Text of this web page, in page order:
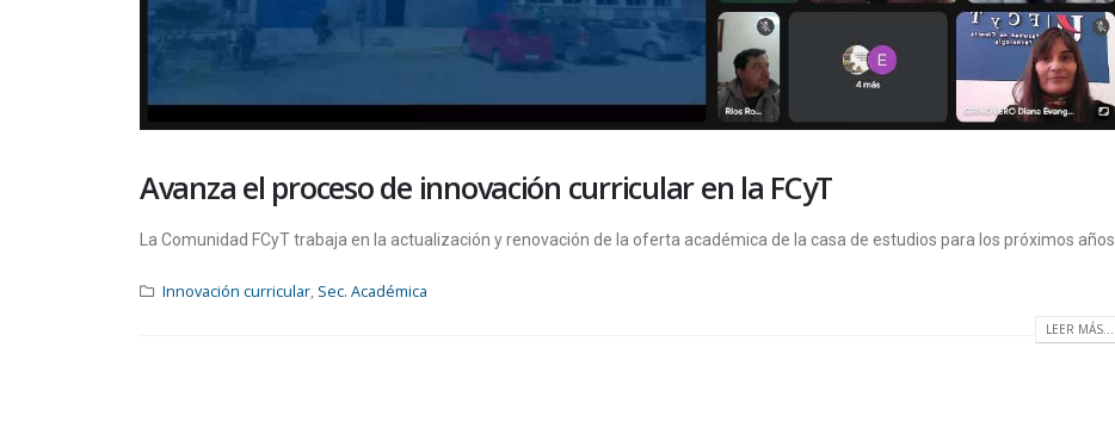
Avanza el proceso de innovación curricular en la FCyT
La Comunidad FCyT trabaja en la actualización y renovación de la oferta académica de la casa de estudios para los próximos años.
Innovación curricular, Sec. Académica
LEER MÁS...